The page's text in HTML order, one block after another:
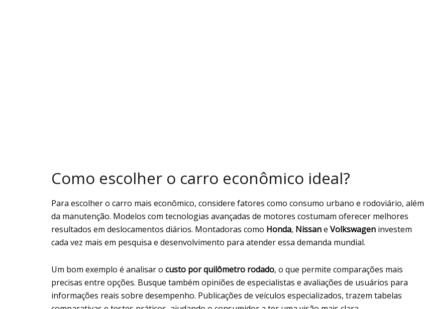
Como escolher o carro econômico ideal?
Para escolher o carro mais econômico, considere fatores como consumo urbano e rodoviário, além
da manutenção. Modelos com tecnologias avançadas de motores costumam oferecer melhores
resultados em deslocamentos diários. Montadoras como Honda, Nissane Volkswagen investem
cada vez mais em pesquisa e desenvolvimento para atender essa demanda mundial.
Um bom exemplo é analisar o custo por quilômetro rodado, o que permite comparações mais
precisas entre opções. Busque também opiniões de especialistas e avaliações de usuários para
informações reais sobre desempenho. Publicações de veículos especializados, trazem tabelas